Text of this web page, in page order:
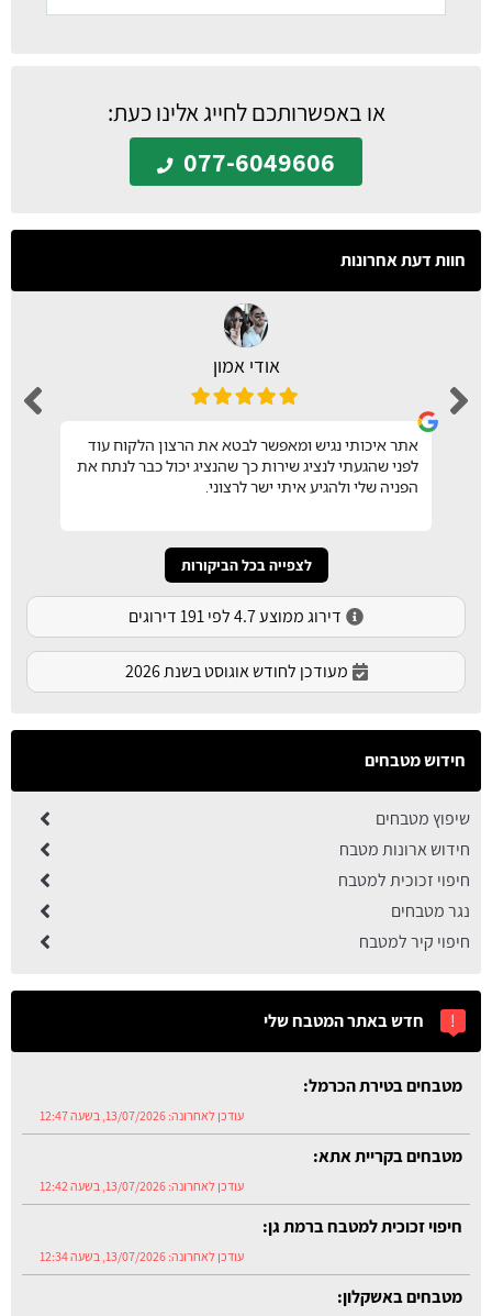
או באפשרותכם לחייג אלינו כעת:
077-6049606
חוות דעת אחרונות
אודי אמון
אתר איכותי נגיש ומאפשר לבטא את הרצון הלקוח עוד
לפני שהגעתי לנציג שירות כך שהנציג יכול כבר לנתח את
הפניה שלי ולהגיע איתי ישר לרצוני.
לצפייה בכל הביקורות
דירוג ממוצע 4.7 לפי 191 דירוגים
מעודכן לחודש אוגוסט בשנת 2026
חידוש מטבחים
שיפוץ מטבחים
חידוש ארונות מטבח
חיפוי זכוכית למטבח
נגר מטבחים
חיפוי קיר למטבח
! חדש באתר המטבח שלי
מטבחים בטירת הכרמל:
עודכן לאחרונה: 13/07/2026, בשעה 12:47
מטבחים בקריית אתא:
עודכן לאחרונה: 13/07/2026, בשעה 12:42
חיפוי זכוכית למטבח ברמת גן:
עודכן לאחרונה: 13/07/2026, בשעה 12:34
מטבחים באשקלון: